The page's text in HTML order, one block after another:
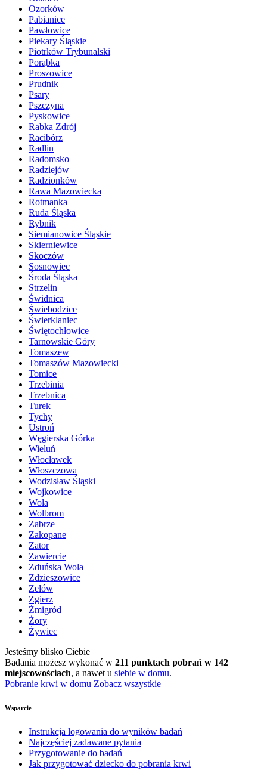
Ozorków
Pabianice
Pawłowice
Piekary Śląskie
Piotrków Trybunalski
Porąbka
Proszowice
Prudnik
Psary
Pszczyna
Pyskowice
Rabka Zdrój
Racibórz
Radlin
Radomsko
Radziejów
Radzionków
Rawa Mazowiecka
Rotmanka
Ruda Śląska
Rybnik
Siemianowice Śląskie
Skierniewice
Skoczów
Sosnowiec
Środa Śląska
Strzelin
Świdnica
Świebodzice
Świerklaniec
Świętochłowice
Tarnowskie Góry
Tomaszew
Tomaszów Mazowiecki
Tomice
Trzebinia
Trzebnica
Turek
Tychy
Ustroń
Węgierska Górka
Wieluń
Włocławek
Włoszczowa
Wodzisław Śląski
Wojkowice
Wola
Wolbrom
Zabrze
Zakopane
Zator
Zawiercie
Zduńska Wola
Zdzieszowice
Zelów
Zgierz
Żmigród
Żory
Żywiec
Jesteśmy blisko Ciebie
Badania możesz wykonać w 211 punktach pobrań w 142
miejscowościach, a nawet u siebie w domu.
Pobranie krwi w domu Zobacz wszystkie
Wsparcie
Instrukcja logowania do wyników badań
Najczęściej zadawane pytania
Przygotowanie do badań
Jak przygotować dziecko do pobrania krwi